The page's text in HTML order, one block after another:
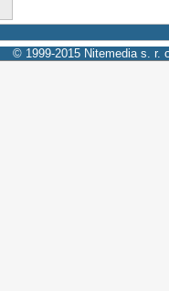
© 1999-2015 Nitemedia s. r.